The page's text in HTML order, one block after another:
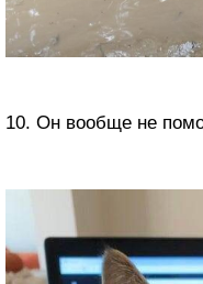
10. Он вообще не